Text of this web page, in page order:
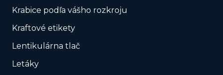
Krabice podľa vášho rozkroju
Kraftové etikety
Lentikulárna tlač
Letáky